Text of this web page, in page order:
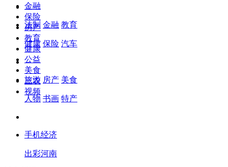
法制 金融 教育
健康 保险 汽车
旅游 房产 美食
人物 书画 特产
手机经济
出彩河南
金融
保险
房产
教育
健康
公益
美食
三农
视频